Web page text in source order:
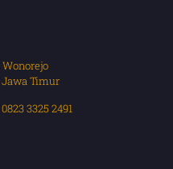
Jawa Timur
3325 2491